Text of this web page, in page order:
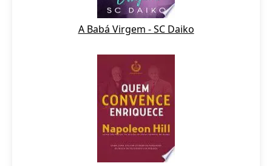
A Babá Virgem - SC Daiko